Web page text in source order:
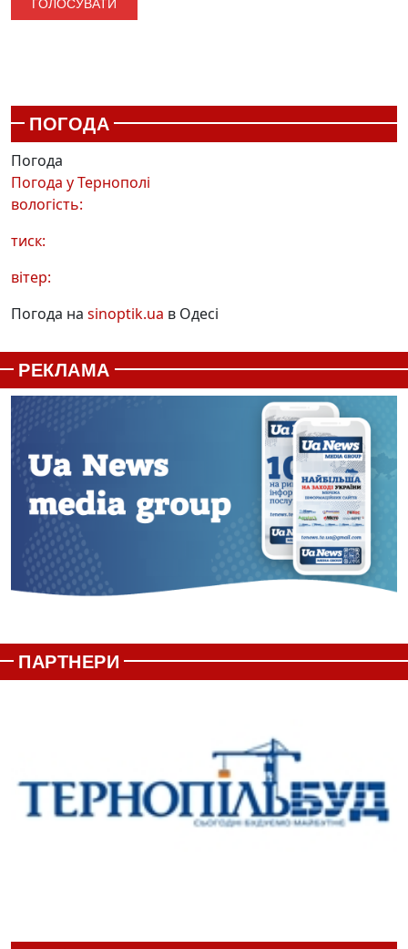
ПОГОДА
Погода
Погода уТернополі
вологість:
тиск:
вітер:
Погода на sinoptik.ua в Одесі
РЕКЛАМА
ПАРТНЕРИ